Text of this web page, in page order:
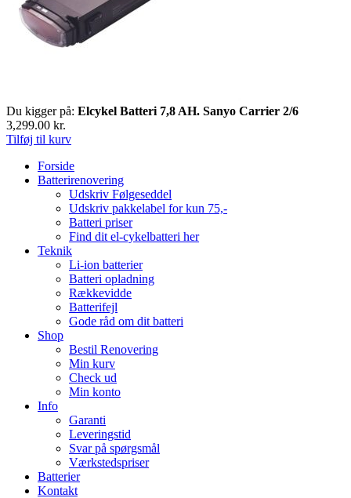
Du kigger på: Elcykel Batteri 7,8 AH. Sanyo Carrier 2/6
3,299.00 kr.
Tilføj til kurv
Forside
Batterirenovering
Udskriv Følgeseddel
Udskriv pakkelabel for kun 75,-
Batteri priser
Find dit el-cykelbatteri her
Teknik
Li-ion batterier
Batteri opladning
Rækkevidde
Batterifejl
Gode råd om dit batteri
Shop
Bestil Renovering
Min kurv
Check ud
Min konto
Info
Garanti
Leveringstid
Svar på spørgsmål
Værkstedspriser
Batterier
Kontakt